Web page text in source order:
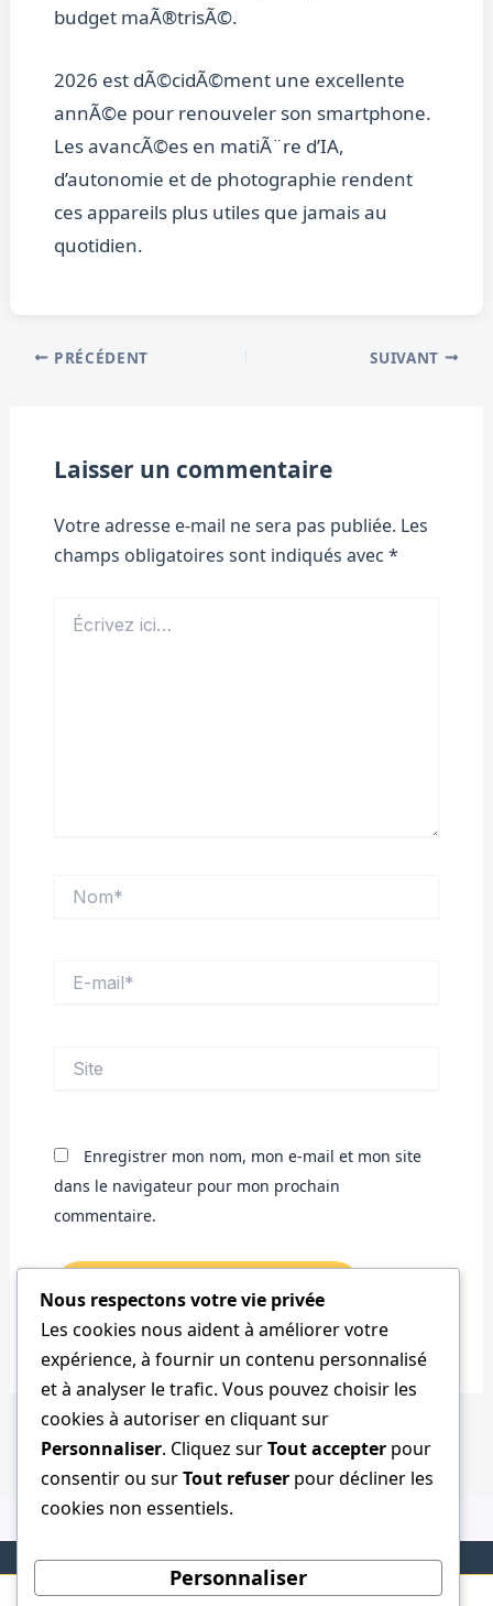
budget maÃ®trisÃ©.
2026 est dÃ©cidÃ©ment une excellente
annÃ©e pour renouveler son smartphone.
Les avancÃ©es en matiÃ¨re d’IA,
d’autonomie et de photographie rendent
ces appareils plus utiles que jamais au
quotidien.
PRÉCÉDENT SUIVANT
Laisser un commentaire
Votre adresse e-mail ne sera pas publiée. Les
champs obligatoires sont indiqués avec *
ici…
mail*
Enregistrer mon nom, mon e-mail et mon site
dans le navigateur pour mon prochain
commentaire.
Nous respectons votre vie privée
Les cookies nous aident à améliorer votre
expérience, à fournir un contenu personnalisé
et à analyser le trafic. Vous pouvez choisir les
cookies à autoriser en cliquant sur
Personnaliser. Cliquez surTout accepter pour
consentir ou surTout refuser pour décliner les
cookies non essentiels.
Personnaliser